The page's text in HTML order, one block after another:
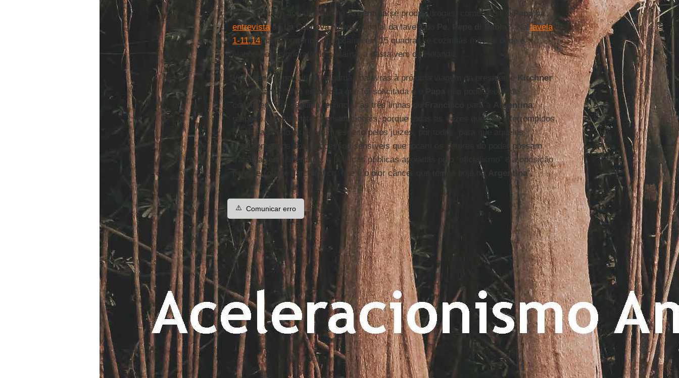
E ele também acredita que naArgentinase produz drogas, como disse o Papana
entrevistaao La Cárcova News, o jornal da favela do Pe. Pepe di Paola ? “Nafavela
1-11,14há laboratórios de cocaína em 15 quadras, e cozinhas móveis onde é
elaborado o cloridrato de cocaína; a pasta vem da Holanda...”.
Veradedica, por último, algumas palavras à próxima viagem da presidente Kirchner
ao
Vaticano, “uma entrevista que foi solicitada e o
não pode deixar de
conceder”. Em seguida, enuncia “as três linhas de
para a Argentina:
respeito aos mandatos constitucionais, porque todas as vezes que são interrompidos
quem paga são os pobres; respeito pelos juízes, por todos, para que aqueles
comprometidos com processos sensíveis que tocam os setores do poder possam
trabalhar com liberdade; e políticas públicas apoiadas pelo “oficialismo” e a oposição
para derrotar o narcotráfico, que é o pior câncer que temos hoje na
Argentina”.
⚠️ Comunicar erro